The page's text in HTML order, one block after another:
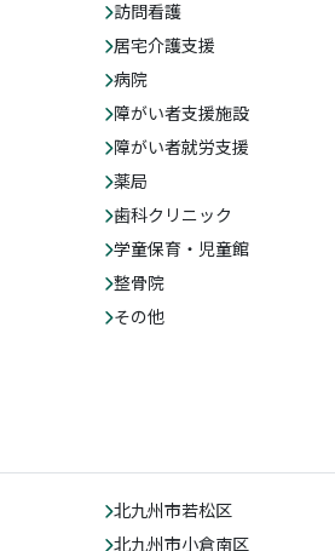
訪問看護
居宅介護支援
病院
障がい者支援施設
障がい者就労支援
薬局
歯科クリニック
学童保育・児童館
整骨院
その他
北九州市若松区
北九州市小倉南区